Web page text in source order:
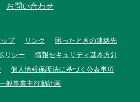
お問い合わせ
プ リンク
困ったときの連絡先
リシー
情報セキュリティ基本方針
個人情報保護法に基づく公表事項
般事業主行動計画